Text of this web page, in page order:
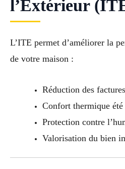
l’Extérieur
L’ITE permet d’améliorer la
de votre maison :
Réduction des
Confort thermique
Protection contre
Valorisation du bien